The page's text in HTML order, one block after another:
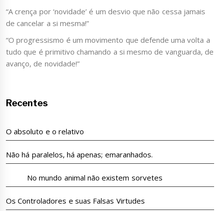
“A crença por ‘novidade’ é um desvio que não cessa jamais
de cancelar a si mesma!”
“O progressismo é um movimento que defende uma volta a
tudo que é primitivo chamando a si mesmo de vanguarda, de
avanço, de novidade!”
Recentes
O absoluto e o relativo
Não há paralelos, há apenas; emaranhados.
No mundo animal não existem sorvetes
Os Controladores e suas Falsas Virtudes